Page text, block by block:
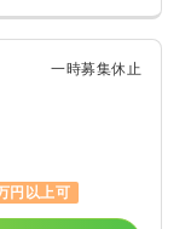
一時募集休止
円以上可